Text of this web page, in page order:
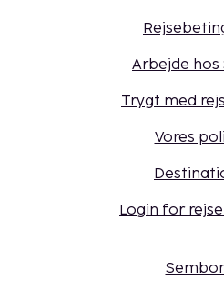
Arbejde hos
Trygt med
Vores
Login for